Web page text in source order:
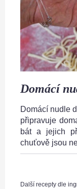
Domácí
Domácí nudle
připravuje
bát a jejich
chuťově jsou
Další recepty dle